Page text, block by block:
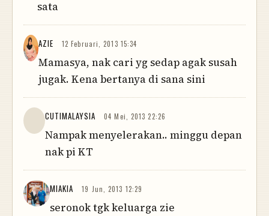
sata
AZIE 12 Februari, 2013 15:34
Mamasya, nak cari yg sedap agak susah
jugak. Kena bertanya di sana sini
CUTIMALAYSIA 04 Mei, 2013 22:26
Nampak menyelerakan.. minggu depan
nak pi KT
MIAKIA 19 Jun, 2013 12:29
seronok tgk keluarga zie